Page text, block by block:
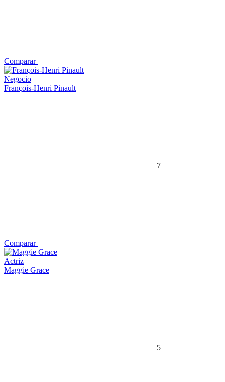
Comparar
Negocio
François-Henri Pinault
7
Comparar
Actriz
Maggie Grace
5